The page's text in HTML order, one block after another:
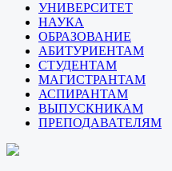
УНИВЕРСИТЕТ
НАУКА
ОБРАЗОВАНИЕ
АБИТУРИЕНТАМ
СТУДЕНТАМ
МАГИСТРАНТАМ
АСПИРАНТАМ
ВЫПУСКНИКАМ
ПРЕПОДАВАТЕЛЯМ